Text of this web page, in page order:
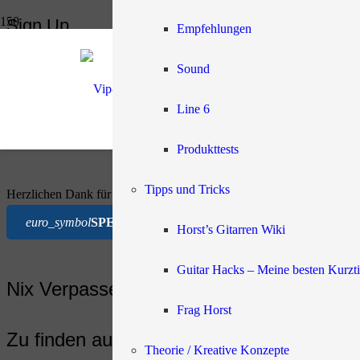
Empfehlungen
Sound
Line 6
Produkttests
Tipps und Tricks
Horst’s Gitarren Wiki
Guitar Hacks – Meine besten
Frag Horst
Theorie / Kreative Konzepte
Sign Up
[profilepress-registration id=“1″]
Herzlichen Dank für deine Spende, das hilft uns sehr.
euro_symbolSPENDE
Nix Verpassen.....
Zu finden auch auf: